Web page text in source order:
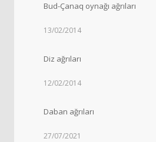
Tətik Barmaq (Şıqqıldayan
15/04/2016
Bud-Çanaq oynağı ağrıları
13/02/2014
Diz ağrıları
12/02/2014
Daban ağrıları
27/07/2021